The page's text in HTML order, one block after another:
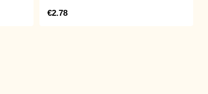
€2.78